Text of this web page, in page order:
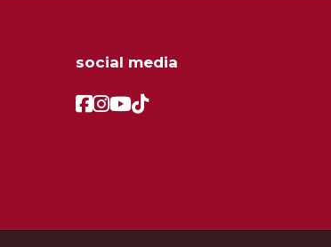
social media
Facebook
Facebook
Facebook
Facebook